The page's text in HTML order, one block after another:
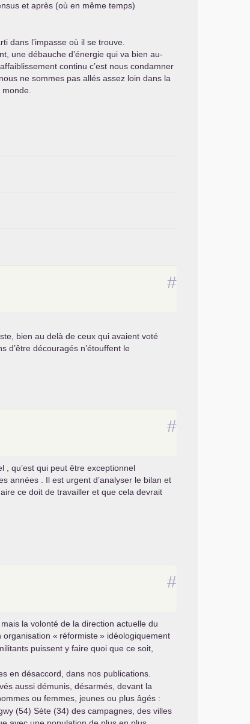
et après (où en même temps)
dans l’impasse où il se trouve.
une débauche d’énergie qui va bien au-
continu c’est nous condamner
ne sommes pas allés assez loin dans la
#
bien au delà de ceux qui avaient voté
d’être découragés n’étouffent le
#
, qu’est qui peut être exceptionnel
années . Il est urgent d’analyser le bilan et
ce doit de travailler et que cela devrait
#
la volonté de la direction actuelle du
organisation « réformiste» idéologiquement
puissent y faire quoi que ce soit,
en désaccord, dans nos publications.
aussi démunis, désarmés, devant la
ou femmes, jeunes ou plus âgés :
(54) Sète (34) des campagnes, des villes